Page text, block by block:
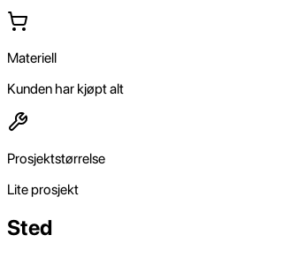
Materiell
Kunden har kjøpt alt
Prosjektstørrelse
Lite prosjekt
Sted